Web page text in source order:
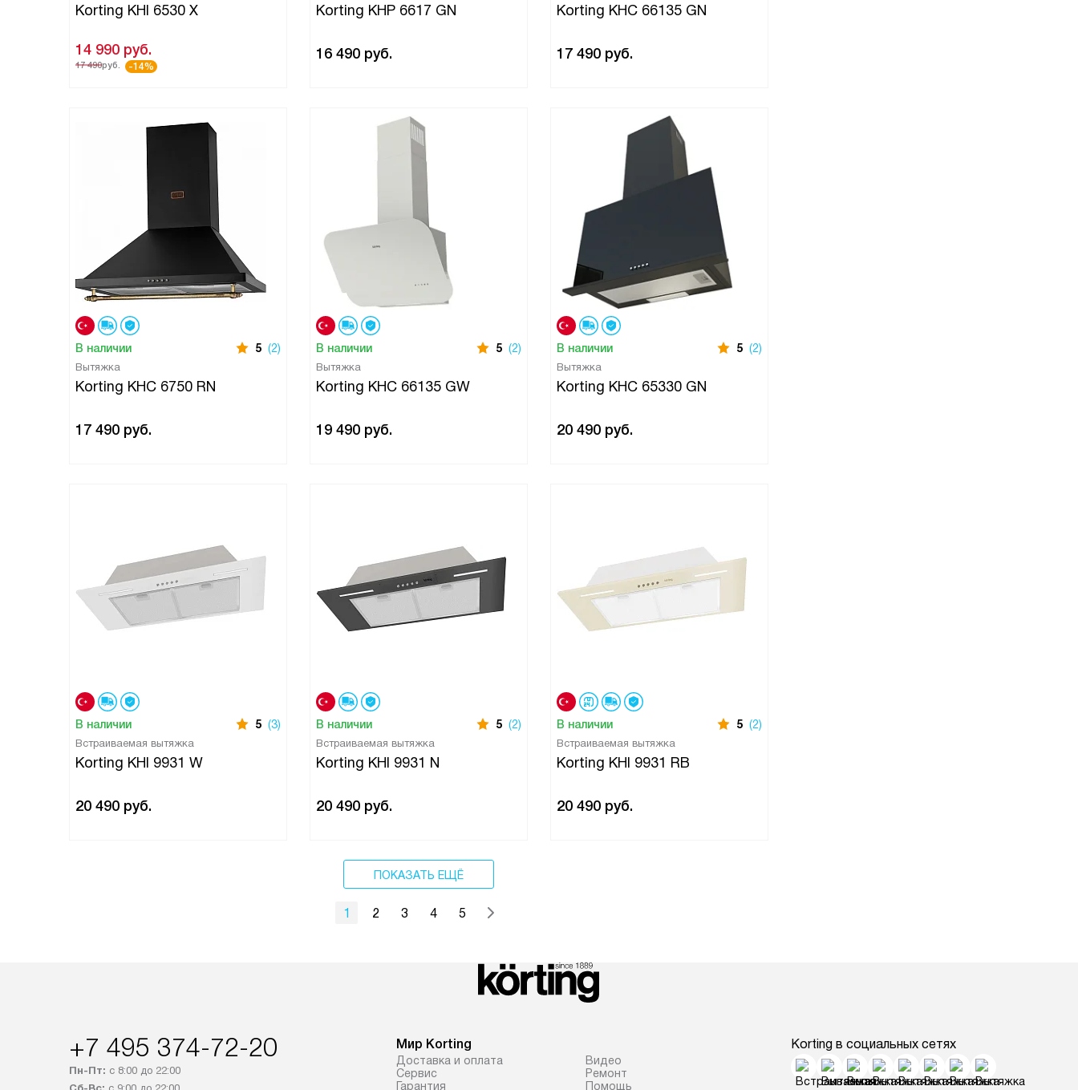
Korting KHI 6530 X
14 990 руб.
17 490руб. -14%
Korting KHP 6617 GN
16 490 руб.
Korting KHC 66135 GN
17 490 руб.
В наличии 5 (2)
Вытяжка
Korting KHC 6750 RN
17 490 руб.
В наличии 5 (2)
Вытяжка
Korting KHC 66135 GW
19 490 руб.
В наличии 5 (2)
Вытяжка
Korting KHC 65330 GN
20 490 руб.
В наличии 5 (3)
Встраиваемая вытяжка
Korting KHI 9931 W
20 490 руб.
В наличии 5 (2)
Встраиваемая вытяжка
Korting KHI 9931 N
20 490 руб.
В наличии 5 (2)
Встраиваемая вытяжка
Korting KHI 9931 RB
20 490 руб.
ПОКАЗАТЬ ЕЩЁ
1 2 3 4 5
+7 495 374-72-20
Пн-Пт: с 8:00 до 22:00
Мир Korting
Доставка и оплата
Сервис
Гарантия
Видео
Ремонт
Помощь
Korting в социальных сетях